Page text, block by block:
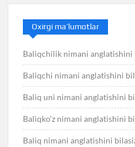
Oxirgi ma’lumotlar
Baliqchilik nimani anglatishini
Baliqchi nimani anglatishini
Baliq uni nimani anglatishini
Baliqko’z nimani anglatishini
Baliq nimani anglatishini